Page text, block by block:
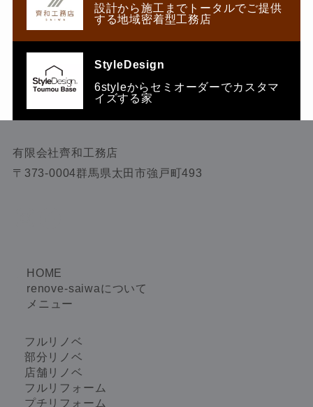
設計から施工までトータルでご提供
する地域密着型工務店
StyleDesign
6styleからセミオーダーでカスタマ
イズする家
有限会社齊和工務店
〒373-0004群馬県太田市強戸町493
HOME
renove-saiwaについて
メニュー
フルリノベ
部分リノベ
店舗リノベ
フルリフォーム
プチリフォーム